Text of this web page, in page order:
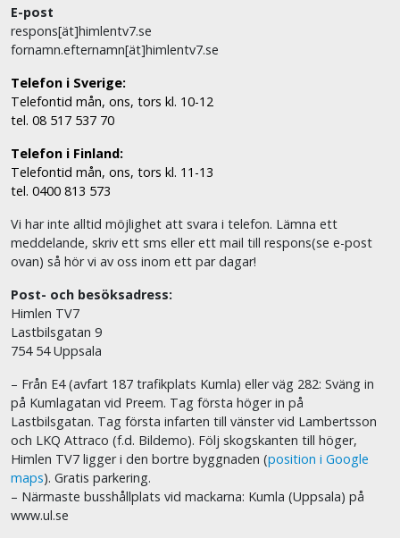
E-post
respons[ät]himlentv7.se
fornamn.efternamn[ät]himlentv7.se
Telefon i Sverige:
Telefontid mån, ons, tors kl. 10-12
tel. 08 517 537 70
Telefon i Finland:
Telefontid mån, ons, tors kl. 11-13
tel. 0400 813 573
Vi har inte alltid möjlighet att svara i telefon. Lämna ett
meddelande, skriv ett sms eller ett mail till respons(se e-post
ovan) så hör vi av oss inom ett par dagar!
Post- och besöksadress:
Himlen TV7
Lastbilsgatan 9
754 54 Uppsala
– Från E4 (avfart 187 trafikplats Kumla) eller väg 282: Sväng in
på Kumlagatan vid Preem. Tag första höger in på
Lastbilsgatan. Tag första infarten till vänster vid Lambertsson
och LKQ Attraco (f.d. Bildemo). Följ skogskanten till höger,
Himlen TV7 ligger i den bortre byggnaden (position i Google
maps). Gratis parkering.
– Närmaste busshållplats vid mackarna: Kumla (Uppsala) på
www.ul.se